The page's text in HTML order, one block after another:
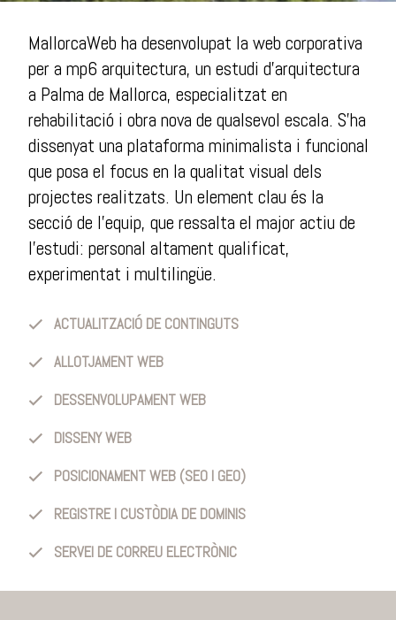
MallorcaWeb ha desenvolupat la web corporativa
per a mp6 arquitectura, un estudi d’arquitectura
a Palma de Mallorca, especialitzat en
rehabilitació i obra nova de qualsevol escala. S’ha
dissenyat una plataforma minimalista i funcional
que posa el focus en la qualitat visual dels
projectes realitzats. Un element clau és la
secció de l’equip, que ressalta el major actiu de
l’estudi: personal altament qualificat,
experimentat i multilingüe.
ACTUALITZACIÓ DE CONTINGUTS
ALLOTJAMENT WEB
DESSENVOLUPAMENT WEB
DISSENY WEB
POSICIONAMENT WEB (SEO I GEO)
REGISTRE I CUSTÒDIA DE DOMINIS
SERVEI DE CORREU ELECTRÒNIC